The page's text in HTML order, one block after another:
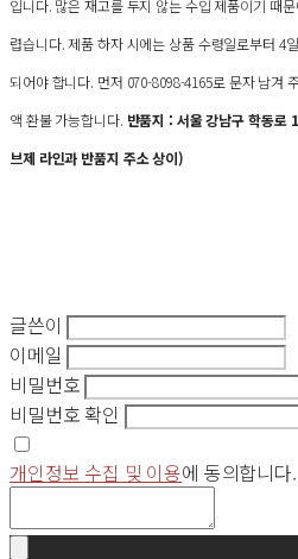
입니다. 많은 재고를 두지 않는 수입 제품이기 때
렵습니다. 제품 하자 시에는 상품 수령일로부터 4
되어야 합니다. 먼저 070-8098-4165로 문자 남겨
액 환불 가능합니다. 반품지 : 서울 강남구 학동
브제 라인과 반품지 주소 상이)
글쓴이
이메일
비밀번호
비밀번호 확인
개인정보 수집 및 이용에 동의합니다.